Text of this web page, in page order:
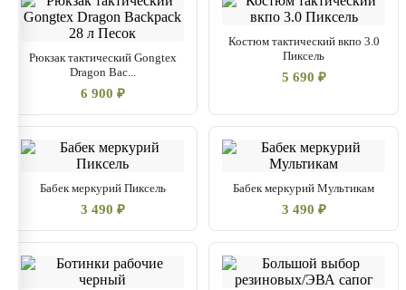
Рюкзак тактический Gongtex
Dragon Bac...
6 900 ₽
Костюм тактический вкпо 3.0
Пиксель
5 690 ₽
Бабек меркурий Пиксель
3 490 ₽
Бабек меркурий Мультикам
3 490 ₽